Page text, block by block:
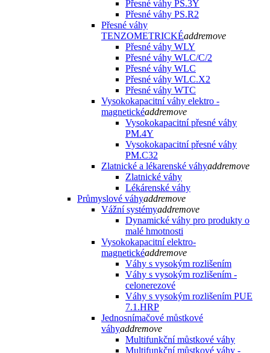
Přesné váhy PS.3Y
Přesné váhy PS.R2
Přesné váhy
TENZOMETRICKÉaddremove
Přesné váhy WLY
Přesné váhy WLC/C/2
Přesné váhy WLC
Přesné váhy WLC.X2
Přesné váhy WTC
Vysokokapacitní váhy elektro -
magnetickéaddremove
Vysokokapacitní přesné váhy
PM.4Y
Vysokokapacitní přesné váhy
PM.C32
Zlatnické a lékarenské váhyaddremove
Zlatnické váhy
Lékárenské váhy
Průmyslové váhyaddremove
Vážní systémyaddremove
Dynamické váhy pro produkty o
malé hmotnosti
Vysokokapacitní elektro-
magnetickéaddremove
Váhy s vysokým rozlišením
Váhy s vysokým rozlišením -
celonerezové
Váhy s vysokým rozlišením PUE
7.1.HRP
Jednosnímačové můstkové
váhyaddremove
Multifunkční můstkové váhy
Multifunkční můstkové váhy -